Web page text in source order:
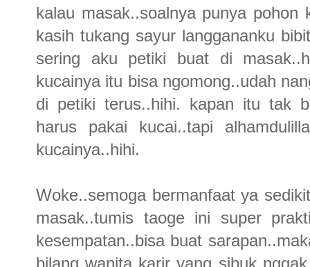
kalau masak..soalnya punya
kasih tukang sayur langgananku
sering aku petiki buat di
kucainya itu bisa ngomong..udah
di petiki terus..hihi. kapan itu tak
harus pakai kucai..tapi
kucainya..hihi.
Woke..semoga bermanfaat ya
masak..tumis taoge ini super
kesempatan..bisa buat
bilang wanita karir yang sibuk